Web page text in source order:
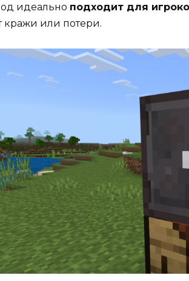
идеально подходит для
кражи или потери.